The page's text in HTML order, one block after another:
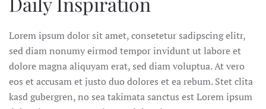
Lorem ipsum dolor sit amet, consetetur sadipscing elitr,
sed diam nonumy eirmod tempor invidunt ut labore et
dolore magna aliquyam erat, sed diam voluptua. At vero
eos et accusam et justo duo dolores et ea rebum. Stet clita
kasd gubergren, no sea takimata sanctus est Lorem ipsum